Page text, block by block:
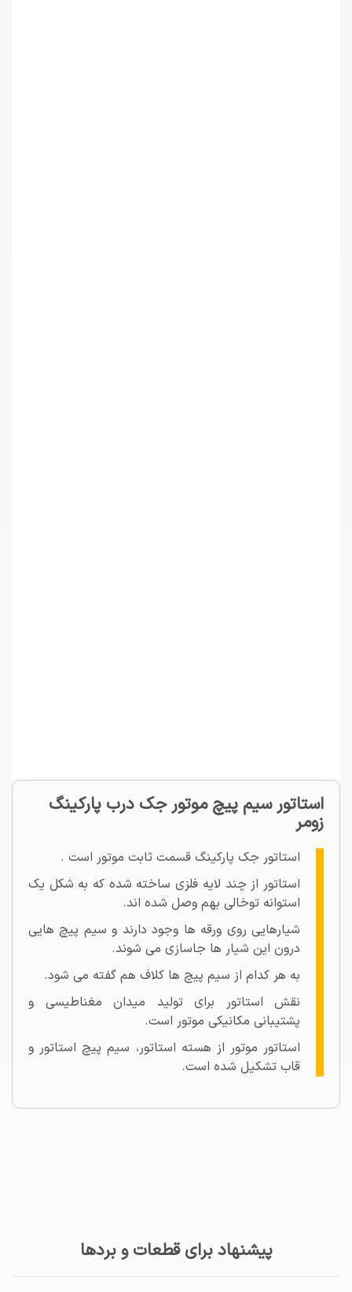
استاتور سیم پیچ موتور جک درب پارکینگ
زومر
استاتور جک پارکینگ قسمت ثابت موتور است .
استاتور از چند لایه فلزی ساخته شده که به شکل یک
استوانه توخالی بهم وصل شده اند.
شیارهایی روی ورقه ها وجود دارند و سیم پیچ هایی
درون این شیار ها جاسازی می شوند.
به هر کدام از سیم پیچ ها کلاف هم گفته می شود.
نقش استاتور برای تولید میدان مغناطیسی و
پشتیبانی مکانیکی موتور است.
استاتور موتور از هسته استاتور، سیم پیچ استاتور و
قاب تشکیل شده است.
پیشنهاد برای قطعات و بردها